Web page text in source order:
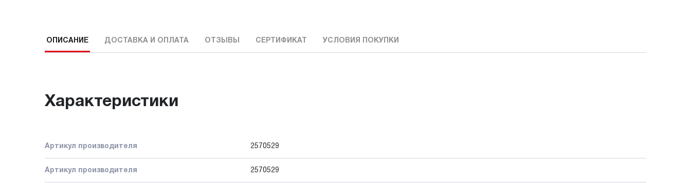
ОПИСАНИЕ ДОСТАВКА И ОПЛАТА ОТЗЫВЫ СЕРТИФИКАТ УСЛОВИЯ ПОКУПКИ
Характеристики
Артикул производителя 2570529
Артикул производителя 2570529